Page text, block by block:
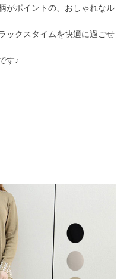
がポイントの、おしゃれなル
ックスタイムを快適に過ごせ
す♪